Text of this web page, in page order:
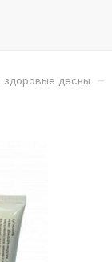
здоровые десны –